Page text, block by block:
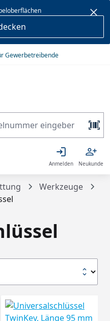
Gewerbetreibende
Anmelden Neukunde
Werkzeuge